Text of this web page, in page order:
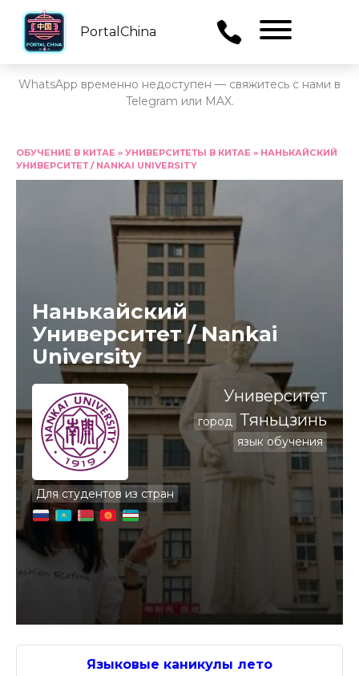
PortalChina
WhatsApp временно недоступен — свяжитесь с нами в
Telegram или MAX.
содержанию
ОБУЧЕНИЕ В КИТАЕ » УНИВЕРСИТЕТЫ В КИТАЕ » НАНЬКАЙСКИЙ
УНИВЕРСИТЕТ / NANKAI UNIVERSITY
Нанькайский
Университет / Nankai
University
Для студентов из стран
Университет
город Тяньцзинь
язык обучения
Языковые каникулы лето